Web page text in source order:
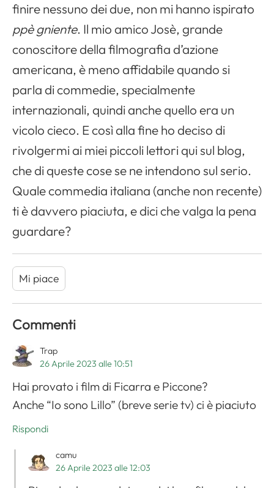
finire nessuno dei due, non mi hanno ispirato
ppè gniente. Il mio amico Josè, grande
conoscitore della filmografia d’azione
americana, è meno affidabile quando si
parla di commedie, specialmente
internazionali, quindi anche quello era un
vicolo cieco. E così alla fine ho deciso di
rivolgermi ai miei piccoli lettori qui sul blog,
che di queste cose se ne intendono sul serio.
Quale commedia italiana (anche non recente)
ti è davvero piaciuta, e dici che valga la pena
guardare?
Mi piace
Commenti
Trap
26 Aprile 2023 alle 10:51
Hai provato i film di Ficarra e Piccone?
Anche “Io sono Lillo” (breve serie tv) ci è piaciuto
Rispondi
camu
26 Aprile 2023 alle 12:03
Apri il menu di navigazione